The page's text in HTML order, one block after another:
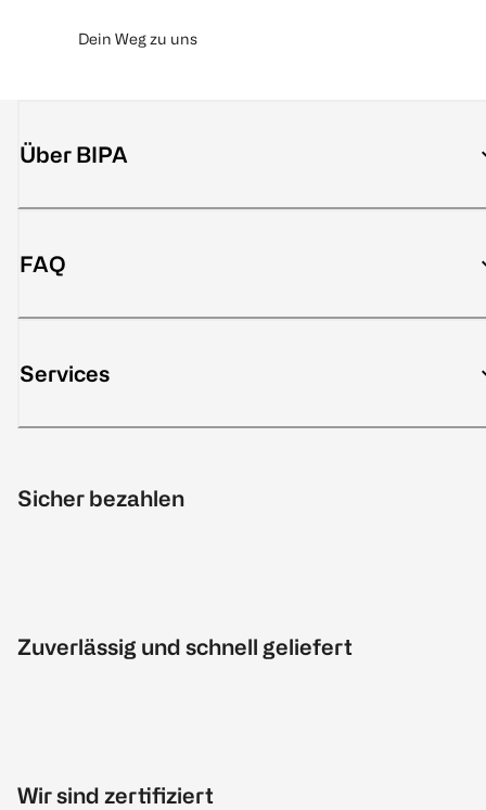
Dein Weg zu uns
Über BIPA
FAQ
Services
Sicher bezahlen
Zuverlässig und schnell geliefert
Wir sind zertifiziert